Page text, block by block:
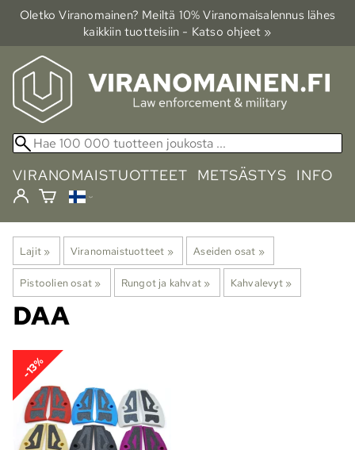
Oletko Viranomainen? Meiltä 10% Viranomais­alennus lähes
kaikkiin tuotteisiin - Katso ohjeet »
VIRANOMAISTUOTTEET METSÄSTYS INFO
Lajit ‪» Viranomaistuotteet ‪» Aseiden osat ‪»
Pistoolien osat ‪» Rungot ja kahvat ‪» Kahvalevyt ‪»
DAA
-13%